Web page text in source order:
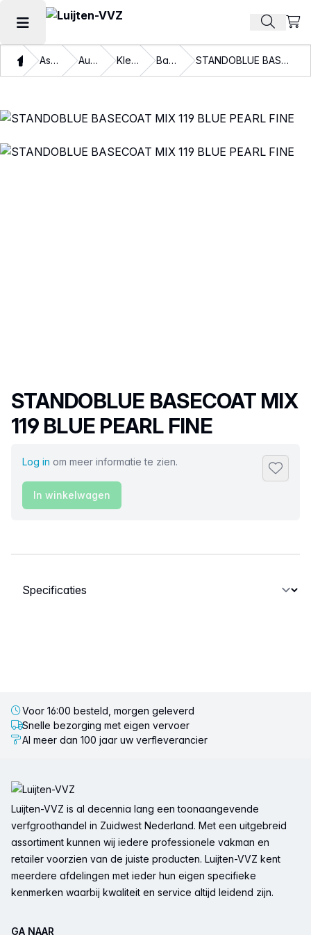
Hoofdmenu openen Zoek
ThuisAssortiment Autolakken Kleurlakken Basislakken STANDOBLUE BASECOAT MIX 119 BLUE PEARL FINE
Productnaam
STANDOBLUE BASECOAT MIX
119 BLUE PEARL FINE
Log in om meer informatie te zien.
In winkelwagen
Selecteer een tabblad
Voor 16:00 besteld, morgen geleverd
Snelle bezorging met eigen vervoer
Al meer dan 100 jaar uw verfleverancier
Luijten-VVZ is al decennia lang een toonaangevende
verfgroothandel in Zuidwest Nederland. Met een uitgebreid
assortiment kunnen wij iedere professionele vakman en
retailer voorzien van de juiste producten. Luijten-VVZ kent
meerdere afdelingen met ieder hun eigen specifieke
kenmerken waarbij kwaliteit en service altijd leidend zijn.
GA NAAR